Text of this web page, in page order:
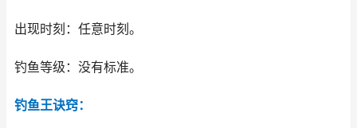
出现时刻：任意时刻。
钓鱼等级：没有标准。
钓鱼王诀窍：